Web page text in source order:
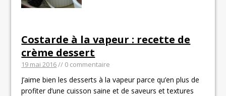
Costarde à la vapeur : recette de
crème dessert
19 mai 2016// 0 commentaire
J’aime bien les desserts à la vapeur parce qu’en plus de
profiter d’une cuisson saine et de saveurs et textures